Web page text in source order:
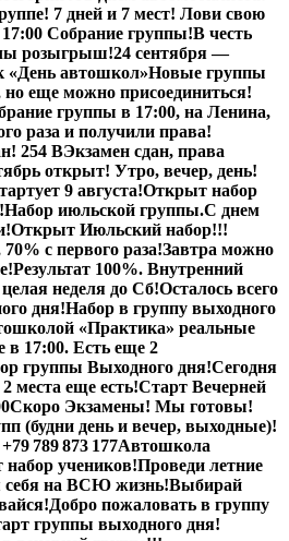
7 дней и 7 мест! Лови свою
Собрание группы!В честь
розыгрыш!24 сентября —
«День автошкол»Новые группы
еще можно присоединиться!
группы в 17:00, на Ленина,
раза и получили права!
254 ВЭкзамен сдан, права
открыт! Утро, вечер, день!
9 августа!Открыт набор
Набор июльской группы.С днем
Открыт Июльский набор!!!
с первого раза!Завтра можно
Результат 100%. Внутренний
неделя до Сб!Осталось всего
дня!Набор в группу выходного
«Практика» реальные
в 17:00. Есть еще 2
группы Выходного дня!Сегодня
места еще есть!Старт Вечерней
Скоро Экзамены! Мы готовы!
(будни день и вечер, выходные)!
789 873 177Автошкола
набор учеников!Проведи летние
себя на ВСЮ жизнь!Выбирай
Добро пожаловать в группу
группы выходного дня!